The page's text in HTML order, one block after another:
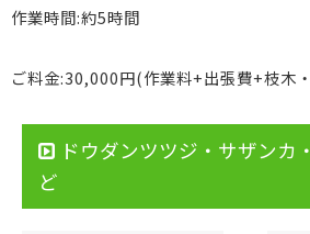
作業時間:約5時間
ご料金:30,000円(作業料+出張費+枝木
ドウダンツツジ・サザンカ
ど